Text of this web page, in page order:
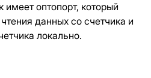
оптопорт, который
данных со счетчика и
локально.